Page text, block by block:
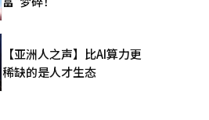
【亚洲人之声】比AI算力更
稀缺的是人才生态